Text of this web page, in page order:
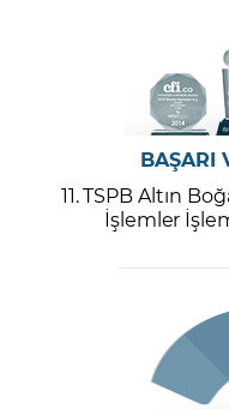
BAŞARI
11. TSPB Altın
İşlemler